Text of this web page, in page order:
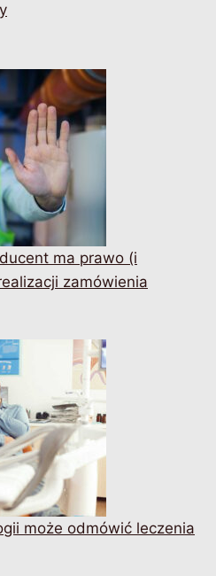
ma prawo (i
zamówienia
może odmówić leczenia